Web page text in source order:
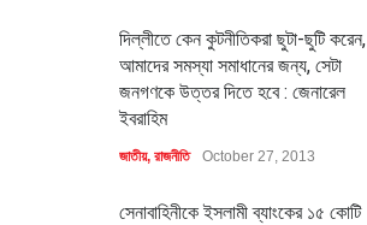
দিল্লীতে কেন কুটনীতিকরা ছুটা-ছুটি করেন,
আমাদের সমস্যা সমাধানের জন্য, সেটা
জনগণকে উত্তর দিতে হবে : জেনারেল
ইবরাহিম
জাতীয়, রাজনীতি October 27, 2013
সেনাবাহিনীকে ইসলামী ব্যাংকের ১৫ কোটি